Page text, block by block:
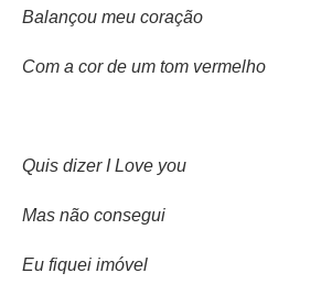
Balançou meu coração
Com a cor de um tom vermelho
Quis dizer I Love you
Mas não consegui
Eu fiquei imóvel